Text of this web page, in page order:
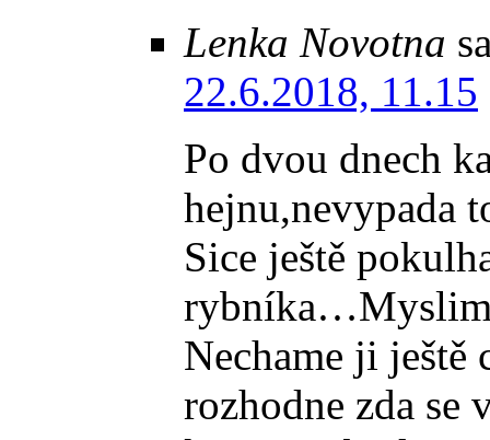
Lenka Novotna
22.6.2018, 11.15
Po dvou dnech
hejnu,nevypada
Sice ještě
rybníka…Myslim
Nechame ji ještě
rozhodne zda se